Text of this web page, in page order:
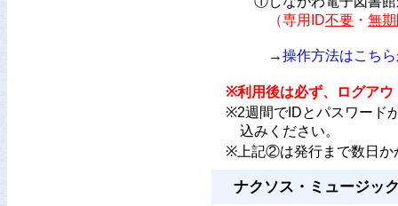
（専用ID不要 ・ 無
→操作方法はこち
※利用後は必ず、ログアウ
※2週間でIDとパスワード
込みください。
※上記②は発行まで数日か
ナクソス・ミュージッ